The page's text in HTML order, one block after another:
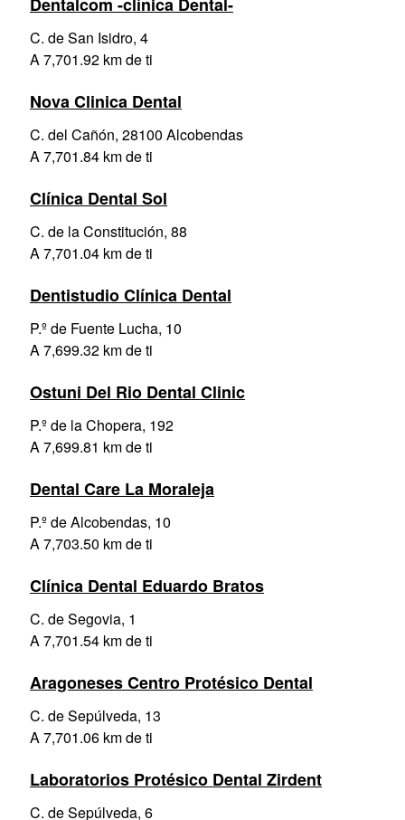
C. de San Isidro, 4
A 7,701.92 km de ti
Nova Clinica Dental
C. del Cañón, 28100 Alcobendas
A 7,701.84 km de ti
Clínica Dental Sol
C. de la Constitución, 88
A 7,701.04 km de ti
Dentistudio Clínica Dental
P.º de Fuente Lucha, 10
A 7,699.32 km de ti
Ostuni Del Rio Dental Clinic
P.º de la Chopera, 192
A 7,699.81 km de ti
Dental Care La Moraleja
P.º de Alcobendas, 10
A 7,703.50 km de ti
Clínica Dental Eduardo Bratos
C. de Segovia, 1
A 7,701.54 km de ti
Aragoneses Centro Protésico Dental
C. de Sepúlveda, 13
A 7,701.06 km de ti
Laboratorios Protésico Dental Zirdent
C. de Sepúlveda, 6